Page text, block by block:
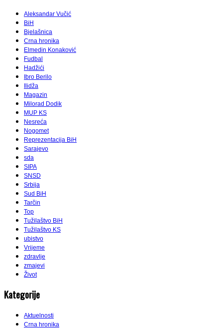
Aleksandar Vučić
BiH
Bjelašnica
Crna hronika
Elmedin Konaković
Fudbal
Hadžići
Ibro Berilo
Ilidža
Magazin
Milorad Dodik
MUP KS
Nesreća
Nogomet
Reprezentacija BiH
Sarajevo
sda
SIPA
SNSD
Srbija
Sud BiH
Tarčin
Top
Tužilaštvo BiH
Tužilaštvo KS
ubistvo
Vrijeme
zdravlje
zmajevi
Život
Kategorije
Aktuelnosti
Crna hronika